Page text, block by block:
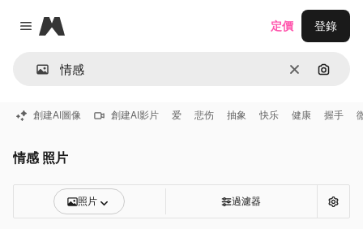
Close menu
Magnific
清除 通過圖
定價 登錄
創建AI圖像 創建AI影片 爱 悲伤 抽象 快乐 健康 握手
情感 照片
照片 過濾器